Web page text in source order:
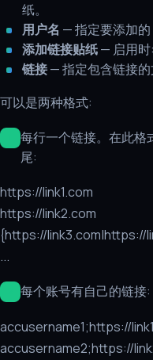
纸。
用户名 — 指定要添加的
添加链接贴纸— 启用时
链接— 指定包含链接的
可以是两种格式:
每行一个链接。在此格
尾:
https://link1.com
https://link2.com
{https://link3.com|https://
...
每个账号有自己的链接:
accusername1;https://
accusername2;https://